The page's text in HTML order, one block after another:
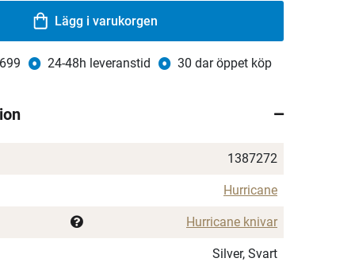
Lägg i varukorgen
24-48h leveranstid 30 dar öppet köp
1387272
Hurricane
Hurricane knivar
Silver, Svart